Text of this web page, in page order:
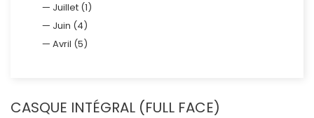
Juillet (1)
Juin (4)
Avril (5)
CASQUE INTÉGRAL (FULL FACE)